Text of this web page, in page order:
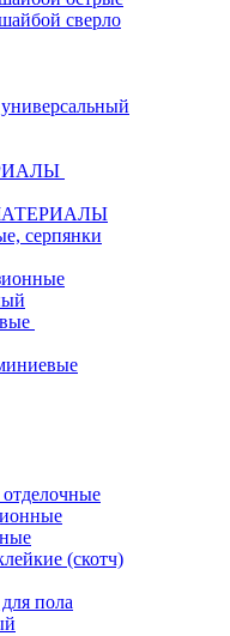
сверло
серпянки
(скотч)
пола